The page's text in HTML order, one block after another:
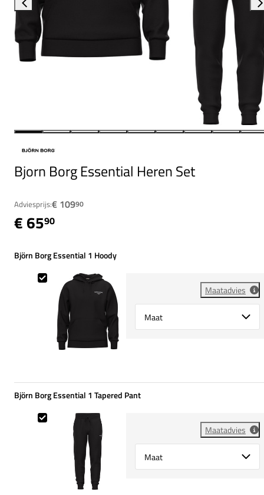
Bjorn Borg Essential Heren Set
Adviesprijs:€ 10990
€ 6590
Björn Borg Essential 1 Hoody
Maatadvies
Select {option} for {name}
Björn Borg Essential 1 Hoody
Björn Borg Essential 1 Tapered Pant
Maatadvies
Select {option} for {name}
Björn Borg Essential 1 Tapered Pant